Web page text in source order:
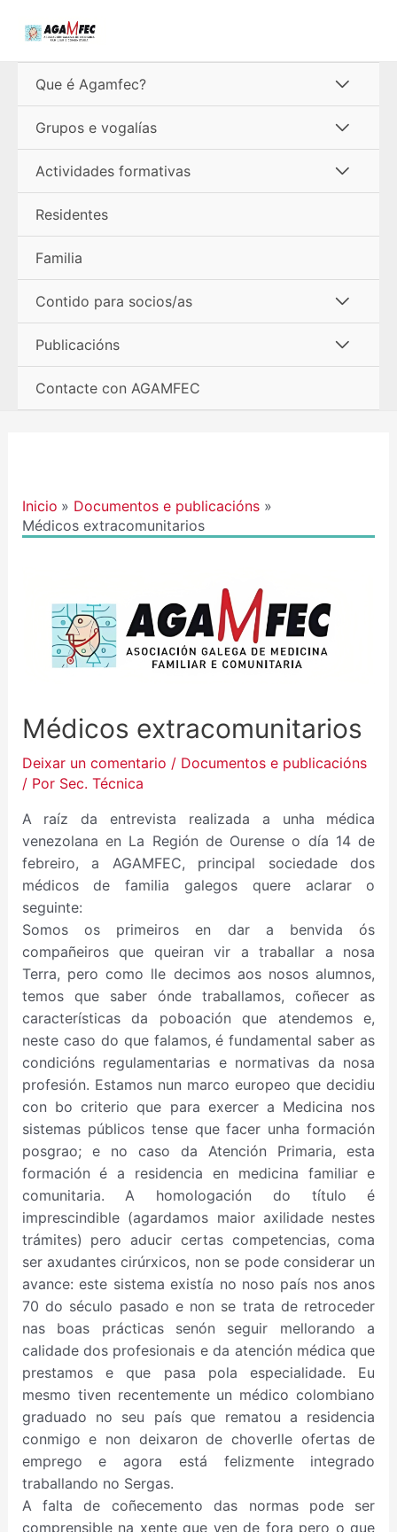
Que é Agamfec?
menú
Grupos e vogalías
menú
Actividades formativas
Residentes
Familia
Contido para socios/as
menú
Publicacións
Contacte con AGAMFEC
Inicio
Documentos e publicacións
Médicos extracomunitarios
Médicos extracomunitarios
Deixar un comentario / Documentos e publicacións
/ Por Sec. Técnica
A raíz da entrevista realizada a unha médica
venezolana en La Región de Ourense o día 14 de
febreiro, a AGAMFEC, principal sociedade dos
médicos de familia galegos quere aclarar o
seguinte:
Somos os primeiros en dar a benvida ós
compañeiros que queiran vir a traballar a nosa
Terra, pero como lle decimos aos nosos alumnos,
temos que saber ónde traballamos, coñecer as
características da poboación que atendemos e,
neste caso do que falamos, é fundamental saber as
condicións regulamentarias e normativas da nosa
profesión. Estamos nun marco europeo que decidiu
con bo criterio que para exercer a Medicina nos
sistemas públicos tense que facer unha formación
posgrao; e no caso da Atención Primaria, esta
formación é a residencia en medicina familiar e
comunitaria. A homologación do título é
imprescindible (agardamos maior axilidade nestes
trámites) pero aducir certas competencias, coma
ser axudantes cirúrxicos, non se pode considerar un
avance: este sistema existía no noso país nos anos
70 do século pasado e non se trata de retroceder
nas boas prácticas senón seguir mellorando a
calidade dos profesionais e da atención médica que
prestamos e que pasa pola especialidade. Eu
mesmo tiven recentemente un médico colombiano
graduado no seu país que rematou a residencia
conmigo e non deixaron de choverlle ofertas de
emprego e agora está felizmente integrado
traballando no Sergas.
A falta de coñecemento das normas pode ser
comprensible na xente que ven de fora pero o que